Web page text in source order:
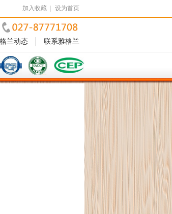
加入收藏 设为首页
兰动态 联系雅格兰